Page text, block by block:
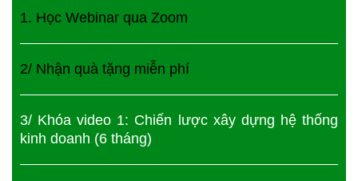
1. Học Webinar qua Zoom
2/ Nhận quà tặng miễn phí
3/ Khóa video 1: Chiến lược xây dựng hệ thống
kinh doanh (6 tháng)